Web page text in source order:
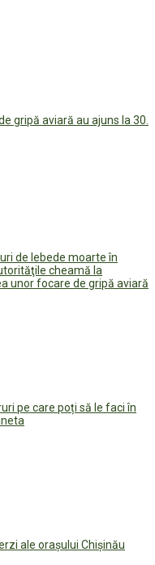
gripă aviară au ajuns la 30.
de lebede moarte în
cheamă la
unor focare de gripă aviară
pe care poți să le faci în
ale oraşului Chişinău